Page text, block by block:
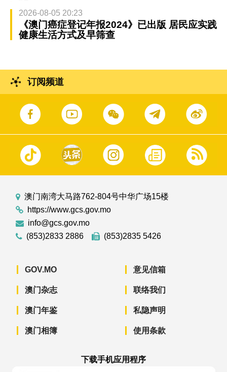
2026-08-05 20:23
《澳门癌症登记年报2024》已出版 居民应实践
健康生活方式及早筛查
订阅频道
澳门南湾大马路762-804号中华广场15楼
https://www.gcs.gov.mo
info@gcs.gov.mo
(853)2833 2886
(853)2835 5426
GOV.MO
澳门杂志
澳门年鉴
澳门相簿
意见信箱
联络我们
私隐声明
使用条款
下载手机应用程序